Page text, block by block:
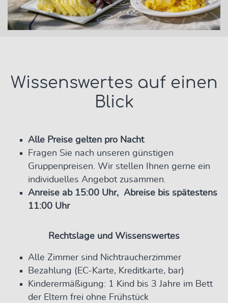
Wissenswertes auf einen
Blick
Alle Preise gelten pro Nacht
Fragen Sie nach unseren günstigen
Gruppenpreisen. Wir stellen Ihnen gerne ein
individuelles Angebot zusammen.
Anreise ab 15:00 Uhr, Abreise bis spätestens
11:00 Uhr
Rechtslage und Wissenswertes
Alle Zimmer sind Nichtraucherzimmer
Bezahlung (EC-Karte, Kreditkarte, bar)
Kinderermäßigung: 1 Kind bis 3 Jahre im Bett
der Eltern frei ohne Frühstück